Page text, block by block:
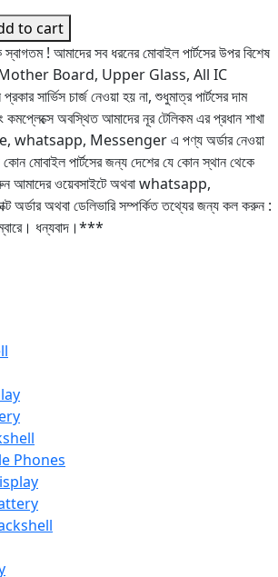
to cart
! আমাদের সব ধরনের মোবাইল পার্টসের উপর বিশেষ
Mother Board, Upper Glass, All IC
সার্ভিস চার্জ নেওয়া হয় না, শুধুমাত্র পার্টসের দাম
কমপ্লেক্সে অবস্থিত আমাদের নূর টেলিকম এর প্রধান শাখা
whatsapp, Messenger এ পণ্য অর্ডার নেওয়া
মোবাইল পার্টসের জন্য দেশের যে কোন স্থান থেকে
আমাদের ওয়েবসাইটে অথবা whatsapp,
অথবা ডেলিভারি সম্পর্কিত তথ্যের জন্য কল করুন :
ধন্যবাদ।***
Phones